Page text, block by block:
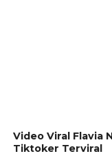
Video Viral Flavia
Tiktoker Terviral